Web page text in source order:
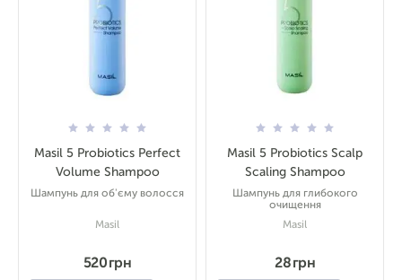
Masil 5 Probiotics Perfect
Volume Shampoo
Шампунь для об'єму волосся
Masil
520 грн
Masil 5 Probiotics Scalp
Scaling Shampoo
Шампунь для глибокого
очищення
Masil
28 грн